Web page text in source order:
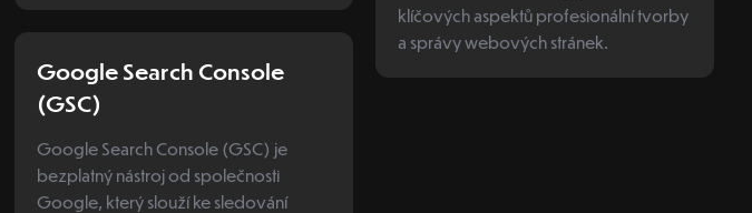
Google Search Console
(GSC)
Google Search Console (GSC) je
bezplatný nástroj od společnosti
Google, který slouží ke sledování
klíčových aspektů profesionální tvorby
a správy webových stránek.